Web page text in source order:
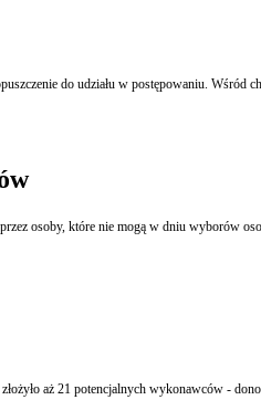
do udziału w postępowaniu.
osoby, które nie mogą w dniu
aż 21 potencjalnych wykonawców -